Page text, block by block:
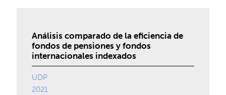
Análisis comparado de la eficiencia de
fondos de pensiones y fondos
internacionales indexados
UDP
2021